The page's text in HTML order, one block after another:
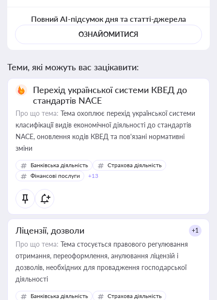
Повний AI-підсумок дня та статті-джерела
ОЗНАЙОМИТИСЯ
Теми, які можуть вас зацікавити:
Перехід української системи КВЕД до
стандартів NACE
Про що тема: Тема охоплює перехід української системи
класифікації видів економічної діяльності до стандартів
NACE, оновлення кодів КВЕД та пов'язані нормативні
зміни
Банківська діяльність
Страхова діяльність
Фінансові послуги
+13
Ліцензії, дозволи +1
Про що тема: Тема стосується правового регулювання
отримання, переоформлення, анулювання ліцензій і
дозволів, необхідних для провадження господарської
діяльності
Банківська діяльність
Страхова діяльність